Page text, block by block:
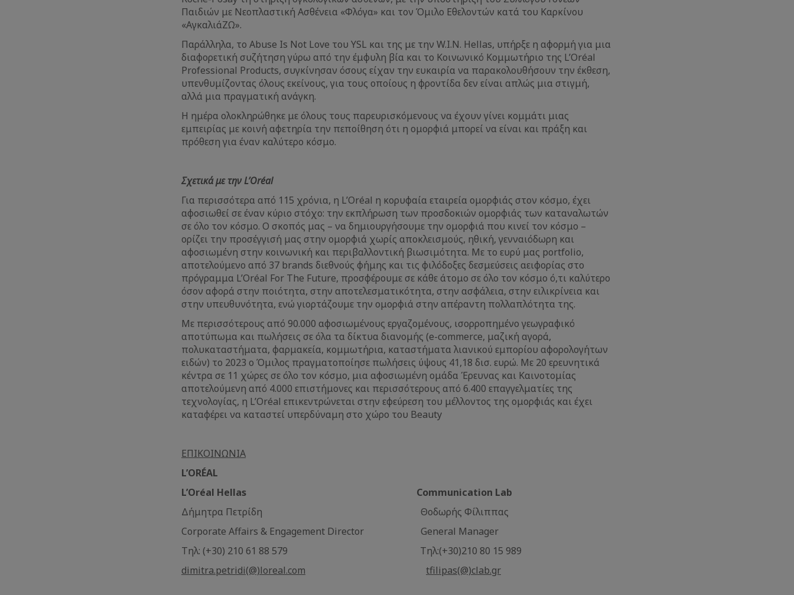
Παιδιών με Νεοπλαστική Ασθένεια «Φλόγα» και τον Όμιλο Εθελοντών κατά του Καρκίνου
«ΑγκαλιάΖΩ».
Παράλληλα, το Abuse Is Not Love του YSL και της με την W.I.N. Hellas, υπήρξε η αφορμή για μια
διαφορετική συζήτηση γύρω από την έμφυλη βία και το Κοινωνικό Κομμωτήριο της L’Oréal
Professional Products, συγκίνησαν όσους είχαν την ευκαιρία να παρακολουθήσουν την έκθεση,
υπενθυμίζοντας όλους εκείνους, για τους οποίους η φροντίδα δεν είναι απλώς μια στιγμή,
αλλά μια πραγματική ανάγκη.
Η ημέρα ολοκληρώθηκε με όλους τους παρευρισκόμενους να έχουν γίνει κομμάτι μιας
εμπειρίας με κοινή αφετηρία την πεποίθηση ότι η ομορφιά μπορεί να είναι και πράξη και
πρόθεση για έναν καλύτερο κόσμο.
Σχετικά με την L’Oréal
Για περισσότερα από 115 χρόνια, η L’Oréal η κορυφαία εταιρεία ομορφιάς στον κόσμο, έχει
αφοσιωθεί σε έναν κύριο στόχο: την εκπλήρωση των προσδοκιών ομορφιάς των καταναλωτών
σε όλο τον κόσμο. Ο σκοπός μας – να δημιουργήσουμε την ομορφιά που κινεί τον κόσμο –
ορίζει την προσέγγισή μας στην ομορφιά χωρίς αποκλεισμούς, ηθική, γενναιόδωρη και
αφοσιωμένη στην κοινωνική και περιβαλλοντική βιωσιμότητα. Με το ευρύ μας portfolio,
αποτελούμενο από 37 brands διεθνούς φήμης και τις φιλόδοξες δεσμεύσεις αειφορίας στο
πρόγραμμα L’Oréal For The Future, προσφέρουμε σε κάθε άτομο σε όλο τον κόσμο ό,τι καλύτερο
όσον αφορά στην ποιότητα, στην αποτελεσματικότητα, στην ασφάλεια, στην ειλικρίνεια και
στην υπευθυνότητα, ενώ γιορτάζουμε την ομορφιά στην απέραντη πολλαπλότητα της.
Με περισσότερους από 90.000 αφοσιωμένους εργαζομένους, ισορροπημένο γεωγραφικό
αποτύπωμα και πωλήσεις σε όλα τα δίκτυα διανομής (e-commerce, μαζική αγορά,
πολυκαταστήματα, φαρμακεία, κομμωτήρια, καταστήματα λιανικού εμπορίου αφορολογήτων
ειδών) το 2023 ο Όμιλος πραγματοποίησε πωλήσεις ύψους 41,18 δισ. ευρώ. Με 20 ερευνητικά
κέντρα σε 11 χώρες σε όλο τον κόσμο, μια αφοσιωμένη ομάδα Έρευνας και Καινοτομίας
αποτελούμενη από 4.000 επιστήμονες και περισσότερους από 6.400 επαγγελματίες της
τεχνολογίας, η L’Oréal επικεντρώνεται στην εφεύρεση του μέλλοντος της ομορφιάς και έχει
καταφέρει να καταστεί υπερδύναμη στο χώρο του Beauty
ΕΠΙΚΟΙΝΩΝΙΑ
L’ORÉAL
L’Oréal Hellas
Communication Lab
Δήμητρα Πετρίδη Θοδωρής Φίλιππας
Corporate Affairs & Engagement Director General Manager
Τηλ: (+30) 210 61 88 579 Τηλ:(+30)210 80 15 989
dimitra.petridi(@)loreal.com
tfilipas(@)clab.gr